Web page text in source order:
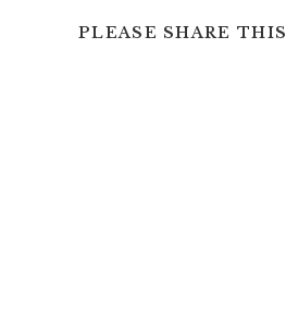
PLEASE SHARE THIS